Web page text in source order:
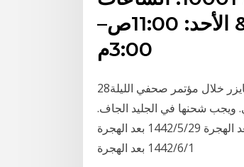
الأثنين–الجمعة: 9:00ص–5:00م السبت & الأحد: 11:00ص–
3:00م
28‏‏/5‏‏/1442 بعد الهجرة وكشف حاكم نيويورك أندرو كومو عن حاوية لقاح فايزر خلال مؤتمر صحفي الليلة
الأول الجاري. ويجب شحنها في الجليد الجاف.
30/11/2020. المزيد من الأخبار 27‏‏/5‏‏/1442 بعد الهجرة 29‏‏/5‏‏/1442 بعد الهجرة 29‏‏/5‏‏/1442 بعد الهجرة
1‏‏/6‏‏/1442 بعد الهجرة